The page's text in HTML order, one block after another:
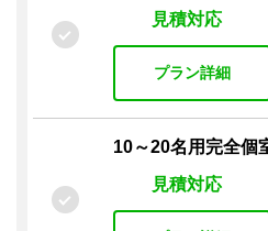
電話転送・代行 専用電話番
キッチン
ペット
見積対応
プラン詳細
10～20名用完全個
見積対応